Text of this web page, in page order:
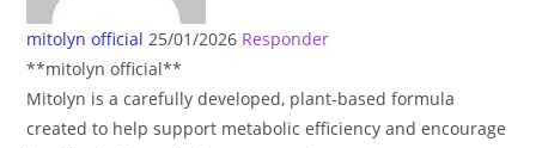
mitolyn official 25/01/2026 Responder
**mitolyn official**
Mitolyn is a carefully developed, plant-based formula
created to help support metabolic efficiency and encourage